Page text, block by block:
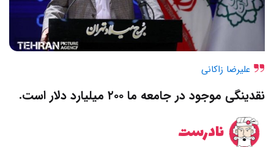
علیرضا زاکانی
نقدینگی موجود در جامعه ما ۲۰۰ میلیارد دلار است.
نادرست